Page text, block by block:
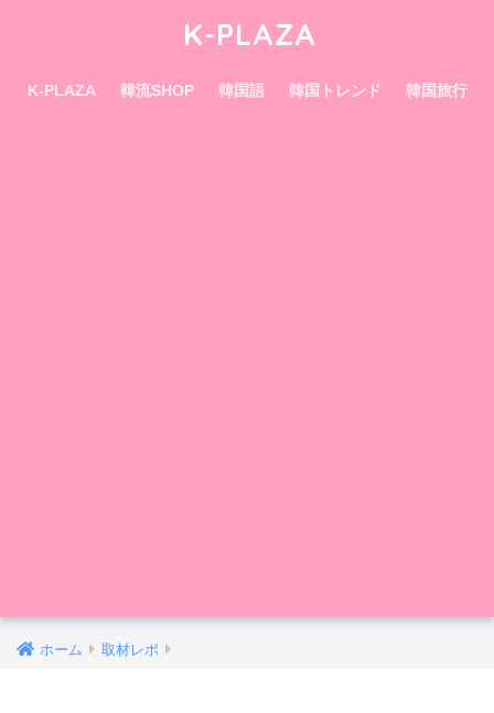
K-PLAZA
K-PLAZA 韓流SHOP 韓国語 韓国トレンド 韓国旅行
ホーム 取材レポ